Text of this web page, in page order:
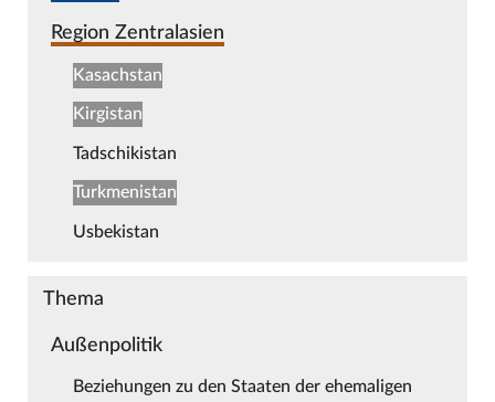
Region Zentralasien
Kasachstan
Kirgistan
Tadschikistan
Turkmenistan
Usbekistan
Thema
Außenpolitik
Beziehungen zu den Staaten der ehemaligen